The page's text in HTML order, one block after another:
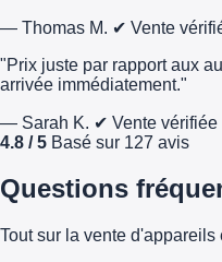
— Thomas M. ✔ Vente
"Prix juste par rapport aux
arrivée immédiatement."
— Sarah K. ✔ Vente vérifiée
4.8 / 5 Basé sur 127 avis
Questions
Tout sur la vente